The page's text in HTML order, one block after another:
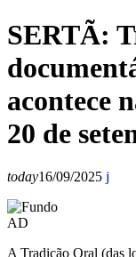
SERTÃ:
acontece
20 de
today16/09/2025
AD
A Tradição Oral (das